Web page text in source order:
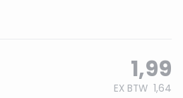
1,99
EX BTW 1,64